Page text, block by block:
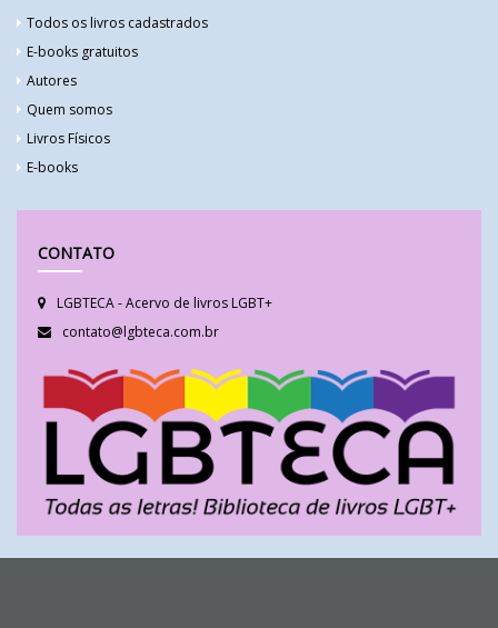
Todos os livros cadastrados
E-books gratuitos
Autores
Quem somos
Livros Físicos
E-books
CONTATO
LGBTECA - Acervo de livros LGBT+
contato@lgbteca.com.br